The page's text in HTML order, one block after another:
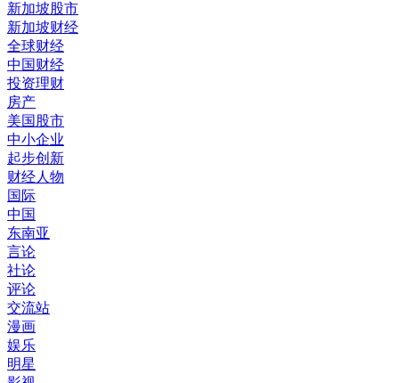
新加坡股市
新加坡财经
全球财经
中国财经
投资理财
房产
美国股市
中小企业
起步创新
财经人物
国际
中国
东南亚
言论
社论
评论
交流站
漫画
娱乐
明星